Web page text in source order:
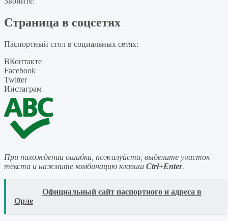
Страница в соцсетях
Паспортный стол в социальных сетях:
ВКонтакте
Facebook
Twitter
Инстаграм
При нахождении ошибки, пожалуйста, выделите участок
текста и нажмите комбинацию клавиш Ctrl+Enter.
Официальный сайт паспортного и адреса в
Орле